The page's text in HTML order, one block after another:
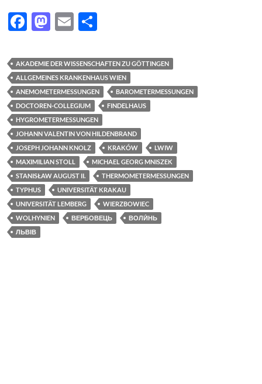
F
e
b
o
o
k
M
to
d
o
n
E
ail le
n
AKADEMIE DER WISSENSCHAFTEN ZU GÖTTINGEN
ALLGEMEINES KRANKENHAUS WIEN
ANEMOMETERMESSUNGEN
BAROMETERMESSUNGEN
DOCTOREN-COLLEGIUM
FINDELHAUS
HYGROMETERMESSUNGEN
JOHANN VALENTIN VON HILDENBRAND
JOSEPH JOHANN KNOLZ
KRAKÓW
LWIW
MAXIMILIAN STOLL
MICHAEL GEORG MNISZEK
STANISŁAW AUGUST II.
THERMOMETERMESSUNGEN
TYPHUS
UNIVERSITÄT KRAKAU
UNIVERSITÄT LEMBERG
WIERZBOWIEC
WOLHYNIEN
ВЕРБОВЕЦЬ
ВОЛИ́НЬ
ЛЬВІВ